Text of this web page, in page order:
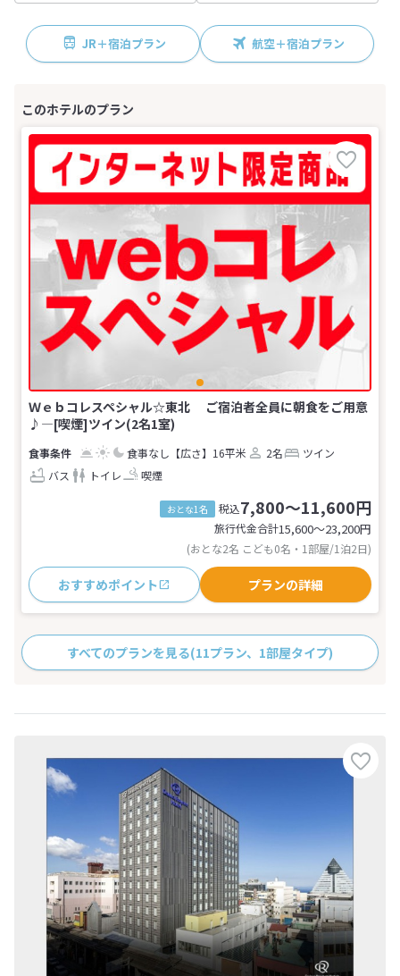
JR＋宿泊プラン 航空＋宿泊プラン
Ｗｅｂコレスペシャル☆東北 ご宿泊者全員に朝食をご用意
♪―[喫煙]ツイン(2名1室)
食事なし 【広さ】16平米 2名
ツイン
バス
トイレ 喫煙
おとな1名 税込7,800～11,600円
旅行代金合計15,600〜23,200円
(おとな2名 こども0名・1部屋/1泊2日)
おすすめポイント プランの詳細
すべてのプランを見る(11プラン、1部屋タイプ)